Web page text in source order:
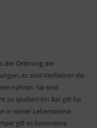
der Ordnung der
es sind Vierbeiner die
nähren. Sie sind
zu spaßen! Ein Bär gilt für
in seiner Lebensweise
gilt es besondere